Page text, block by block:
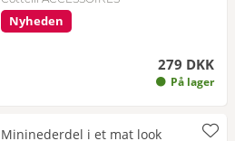
Nyheden
279 DKK
På lager
Mininederdel i et mat look